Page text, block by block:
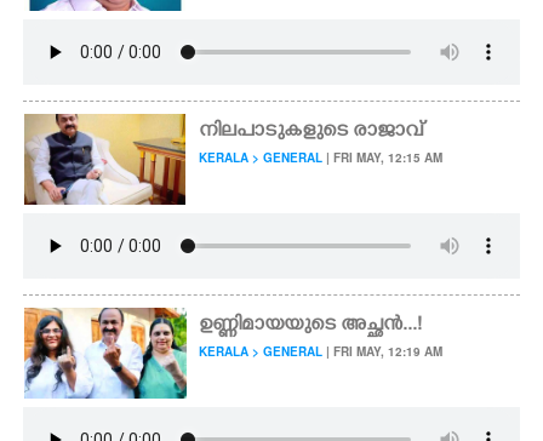
നിലപാടുകളുടെ രാജാവ്
KERALA > GENERAL | FRI MAY, 12:15 AM
ഉണ്ണിമായയുടെ അച്ഛൻ...!
KERALA > GENERAL | FRI MAY, 12:19 AM